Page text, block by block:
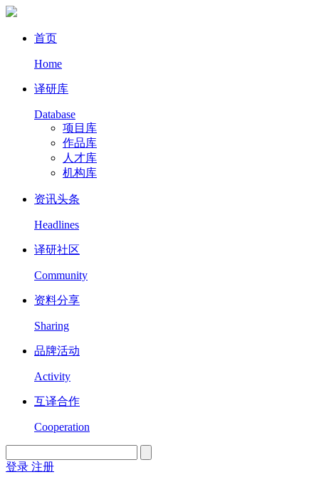
首页
Home
译研库
Database
项目库
作品库
人才库
机构库
资讯头条
Headlines
译研社区
Community
资料分享
Sharing
品牌活动
Activity
互译合作
Cooperation
登录 注册